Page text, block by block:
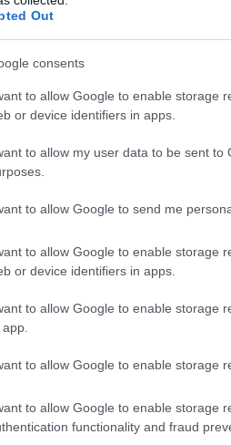
Out
consents
to allow Google to enable storage
or device identifiers in apps.
to allow my user data to be sent to
to allow Google to send me
to allow Google to enable storage
or device identifiers in apps.
to allow Google to enable storage
to allow Google to enable storage
to allow Google to enable storage
functionality and fraud
gyorskajáldás
olvasható a buszokon).
1 kerekesszék és 2 kicsi
egyidejűleg. Olyan
engedi le, amikor látja
vagyok műszaki, így csak
még így sem a buszokat,
hívni. Ami akár háztól-
A legtöbb busz CCTV
is mutatja a kamerák
mutat képet az utasok felé.